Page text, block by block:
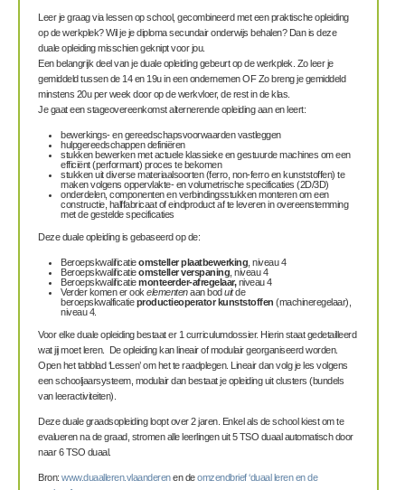
Leer je graag via lessen op school, gecombineerd met een praktische opleiding
op de werkplek? Wil je je diploma secundair onderwijs behalen? Dan is deze
duale opleiding misschien geknipt voor jou.
Een belangrijk deel van je duale opleiding gebeurt op de werkplek . Zo leer je
gemiddeld tussen de 14 en 19u in een ondernemen OF Zo breng je gemiddeld
minstens 20u per week door op de werkvloer, de rest in de klas.
Je gaat een stageovereenkomst alternerende opleiding aan en leert:
bewerkings- en gereedschapsvoorwaarden vastleggen
hulpgereedschappen definiëren
stukken bewerken met actuele klassieke en gestuurde machines om een
efficiënt (performant) proces te bekomen
stukken uit diverse materiaalsoorten (ferro, non-ferro en kunststoffen) te
maken volgens oppervlakte- en volumetrische specificaties (2D/3D)
onderdelen, componenten en verbindingsstukken monteren om een
constructie, halffabricaat of eindproduct af te leveren in overeenstemming
met de gestelde specificaties
Deze duale opleiding is gebaseerd op de:
Beroepskwalificatieomsteller plaatbewerking , niveau 4
Beroepskwalificatieomsteller verspaning , niveau 4
Beroepskwalificatiemonteerder-afregelaar,niveau 4
Verder komen er ook elementenaan boduitde
beroepskwalficatieproductieoperator kunststoffen (machineregelaar),
niveau 4.
Voor elke duale opleiding bestaat er 1 curriculumdossier. Hierin staat gedetailleerd
wat jij moet leren. De opleiding kan lineair of modulair georganiseerd worden.
Open het tabblad ‘Lessen’ om het te raadplegen. Lineair dan volg je les volgens
een schooljaarsysteem, modulair dan bestaat je opleiding uit clusters (bundels
van leeractiviteiten).
Deze duale graadsopleiding loopt over 2 jaren. Enkel als de school kiest om te
evalueren na de graad, stromen alle leerlingen uit 5 TSO duaal automatisch door
naar 6 TSO duaal.
Bron: www.duaalleren.vlaanderenen deomzendbrief ‘duaal leren en de